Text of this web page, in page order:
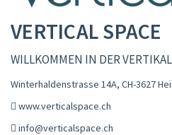
VERTICAL SPACE
WILLKOMMEN IN DER
Winterhaldenstrasse 14A, CH-3627
www.verticalspace.ch
info@verticalspace.ch